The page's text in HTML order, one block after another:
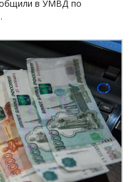
в УМВД по